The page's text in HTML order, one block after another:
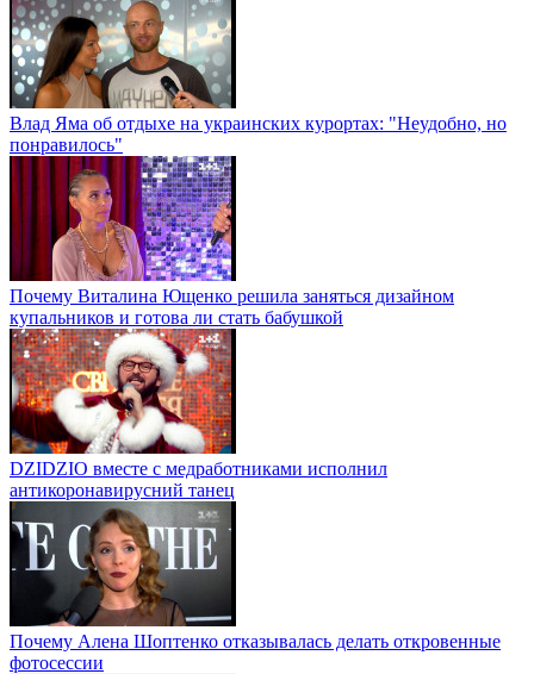
Влад Яма об отдыхе на украинских курортах: "Неудобно, но
понравилось"
Почему Виталина Ющенко решила заняться дизайном
купальников и готова ли стать бабушкой
DZIDZIO вместе с медработниками исполнил
антикоронавирусний танец
Почему Алена Шоптенко отказывалась делать откровенные
фотосессии